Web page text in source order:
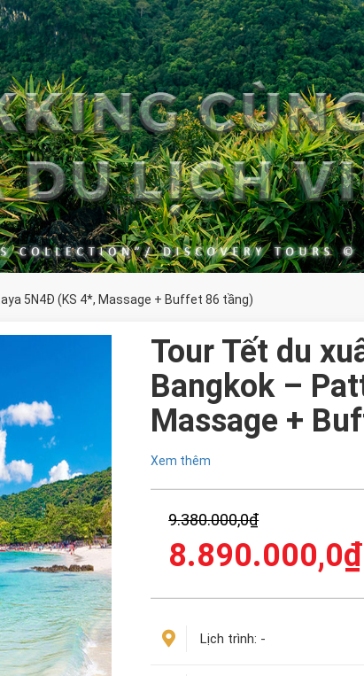
5N4Đ (KS 4*, Massage + Buffet 86 tầng)
Tour Tết du
Bangkok –
Massage +
Xem thêm
9.380.000,0₫Giá
là:
9.380.000,0₫.
8.890.000,0₫
Lịch trình: -